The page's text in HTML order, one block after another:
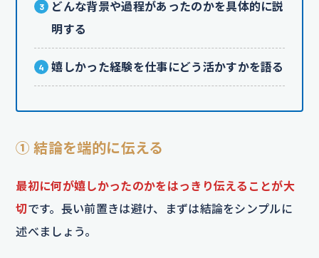
どんな背景や過程があったのかを具体的に説
明する
嬉しかった経験を仕事にどう活かすかを語る
① 結論を端的に伝える
最初に何が嬉しかったのかをはっきり伝えることが大
切です。長い前置きは避け、まずは結論をシンプルに
述べましょう。